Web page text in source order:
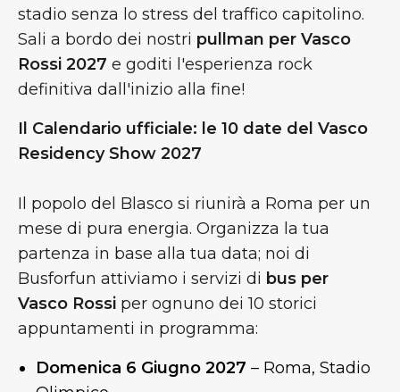
stadio senza lo stress del traffico capitolino.
Sali a bordo dei nostri pullman per Vasco
Rossi 2027 e goditi l'esperienza rock
definitiva dall'inizio alla fine!
Il Calendario ufficiale: le 10 date del Vasco
Residency Show 2027
Il popolo del Blasco si riunirà a Roma per un
mese di pura energia. Organizza la tua
partenza in base alla tua data; noi di
Busforfun attiviamo i servizi di bus per
Vasco Rossi per ognuno dei 10 storici
appuntamenti in programma:
Domenica 6 Giugno 2027 – Roma, Stadio